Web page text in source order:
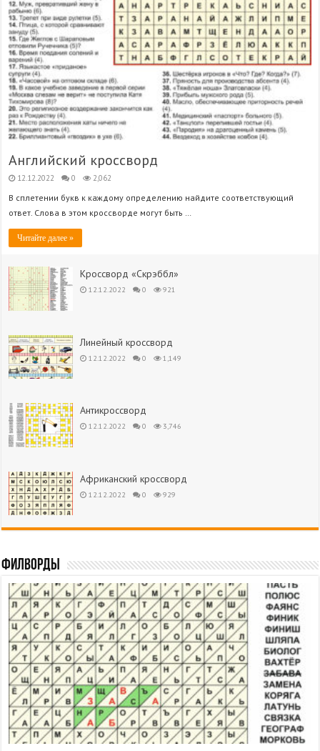
Английский кроссворд
12.12.2022 0 2,062
В сплетении букв к каждому определению найдите соответствующий
ответ. Слова в этом кроссворде могут быть …
Читайте далее »
Кроссворд «Скрэббл»
12.12.2022 0 921
Линейный кроссворд
12.12.2022 0 1,149
Антикроссворд
12.12.2022 0 3,746
Африканский кроссворд
12.12.2022 0 929
Филворды